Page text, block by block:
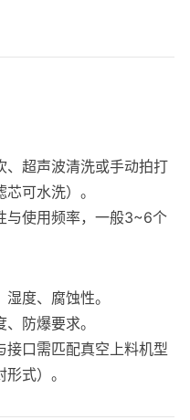
、超声波清洗或手动拍打
可水洗）。
与使用频率，一般3~6个
度、腐蚀性。
防爆要求。
接口需匹配真空上料机型
式）。